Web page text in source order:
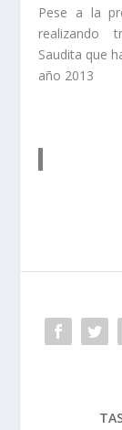
Pese a la
realizando
Saudita que
año 2013